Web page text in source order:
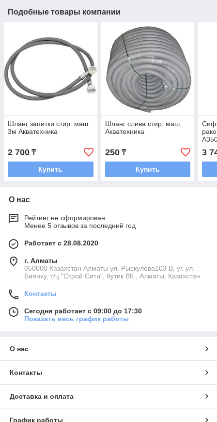
Подобные товары компании
Шланг запитки стир. маш.
3м Акватехника
2 700 ₸
Купить
Шланг слива стир. маш.
Акватехника
250₸
Купить
3
О нас
Рейтинг не сформирован
Менее 5 отзывов за последний год
Работает с 28.08.2020
г. Алматы
050000 Казахстан Алматы ул. Рыскулова103 В, уг. ул.
Биянху, т/ц "Строй Сити", бутик В5 , Алматы, Казахстан
Контакты
Сегодня работает с 09:00 до 17:30
Показать весь график работы
О нас
Контакты
Доставка и оплата
График работы